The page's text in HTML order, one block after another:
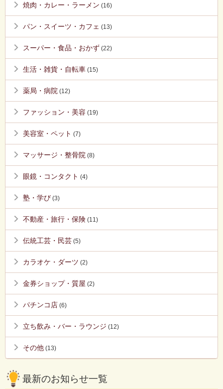
焼肉・カレー・ラーメン (16)
パン・スイーツ・カフェ (13)
スーパー・食品・おかず (22)
生活・雑貨・自転車 (15)
薬局・病院 (12)
ファッション・美容 (19)
美容室・ペット (7)
マッサージ・整骨院 (8)
眼鏡・コンタクト (4)
塾・学び (3)
不動産・旅行・保険 (11)
伝統工芸・民芸 (5)
カラオケ・ダーツ (2)
金券ショップ・質屋 (2)
パチンコ店 (6)
立ち飲み・バー・ラウンジ (12)
その他 (13)
最新のお知らせ一覧